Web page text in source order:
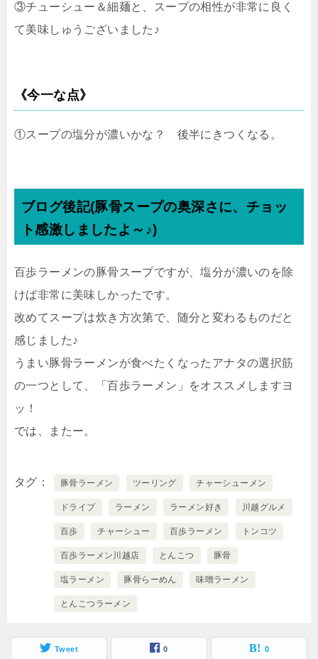
③チューシュー＆細麺と、スープの相性が非常に良く
て美味しゅうございました♪
《今一な点》
①スープの塩分が濃いかな？ 後半にきつくなる。
ブログ後記(豚骨スープの奥深さに、チョッ
ト感激しましたよ～♪)
百歩ラーメンの豚骨スープですが、塩分が濃いのを除
けば非常に美味しかったです。
改めてスープは炊き方次第で、随分と変わるものだと
感じました♪
うまい豚骨ラーメンが食べたくなったアナタの選択筋
の一つとして、「百歩ラーメン」をオススメしますヨ
ッ！
では、またー。
タグ 豚骨ラーメン ツーリング チャーシューメン
ドライブ ラーメン ラーメン好き 川越グルメ
百歩 チャーシュー 百歩ラーメン トンコツ
百歩ラーメン川越店 とんこつ 豚骨
塩ラーメン 豚骨らーめん 味噌ラーメン
とんこつラーメン
Tweet 0 0